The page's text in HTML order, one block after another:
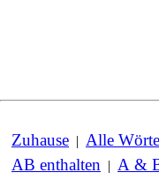
Zuhause | Alle
AB enthalten | A &